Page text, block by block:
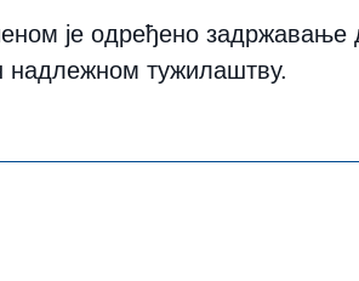
је одређено задржавање
надлежном тужилаштву.